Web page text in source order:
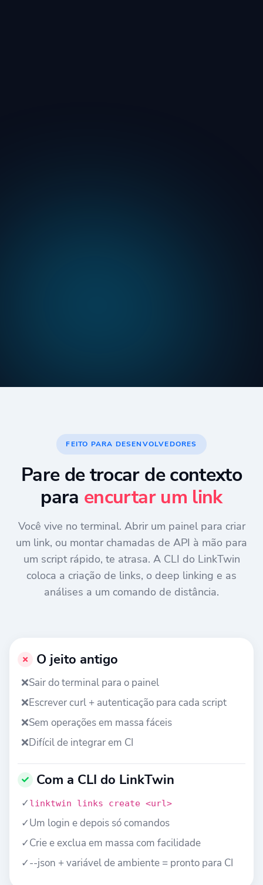
FEITO PARA DESENVOLVEDORES
Pare de trocar de contexto
para encurtar um link
Você vive no terminal. Abrir um painel para criar
um link, ou montar chamadas de API à mão para
um script rápido, te atrasa. A CLI do LinkTwin
coloca a criação de links, o deep linking e as
análises a um comando de distância.
O jeito antigo
❌Sair do terminal para o painel
❌Escrever curl + autenticação para cada script
❌Sem operações em massa fáceis
❌Difícil de integrar em CI
Com a CLI do LinkTwin
✓ linktwin links create <url>
✓Um login e depois só comandos
✓Crie e exclua em massa com facilidade
✓--json + variável de ambiente = pronto para CI